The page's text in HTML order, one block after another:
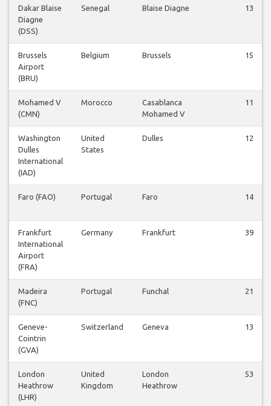
Dakar Blaise
Diagne
(DSS)
Senegal Blaise Diagne 13
Brussels
Airport
(BRU)
Belgium Brussels 15
Mohamed V
(CMN)
Morocco
Casablanca
Mohamed V
11
Washington
Dulles
International
(IAD)
United
States
Dulles 12
Faro (FAO) Portugal Faro 14
Frankfurt
International
Airport
(FRA)
Germany Frankfurt 39
Madeira
(FNC)
Portugal Funchal 21
Geneve-
Cointrin
(GVA)
Switzerland Geneva 13
London
Heathrow
(LHR)
United
Kingdom
London
Heathrow
53